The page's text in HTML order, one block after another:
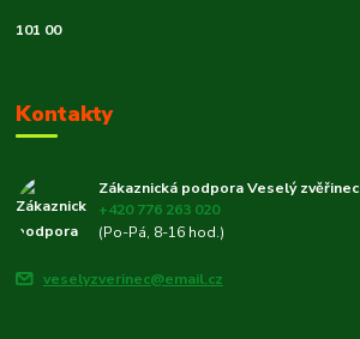
101 00
Kontakty
Zákaznická podpora Veselý zvěřinec
+420 776 263 020
(Po-Pá, 8-16 hod.)
veselyzverinec@email.cz